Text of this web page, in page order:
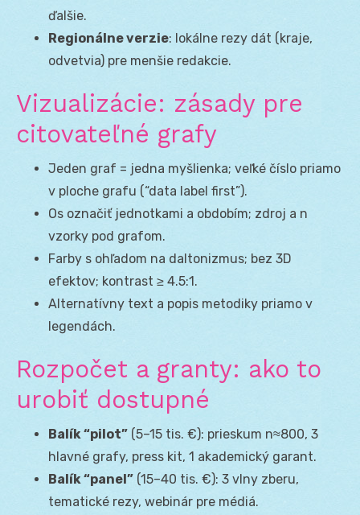
ďalšie.
Regionálne verzie: lokálne rezy dát (kraje,
odvetvia) pre menšie redakcie.
Vizualizácie: zásady pre
citovateľné grafy
Jeden graf = jedna myšlienka; veľké číslo priamo
v ploche grafu (“data label first”).
Os označiť jednotkami a obdobím; zdroj a n
vzorky pod grafom.
Farby s ohľadom na daltonizmus; bez 3D
efektov; kontrast ≥ 4.5:1.
Alternatívny text a popis metodiky priamo v
legendách.
Rozpočet a granty: ako to
urobiť dostupné
Balík “pilot” (5–15 tis. €): prieskum n≈800, 3
hlavné grafy, press kit, 1 akademický garant.
Balík “panel” (15–40 tis. €): 3 vlny zberu,
tematické rezy, webinár pre médiá.